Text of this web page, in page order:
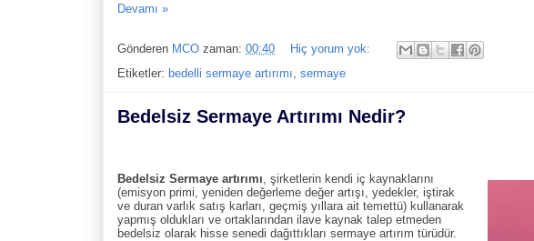
Devamı »
Gönderen MCO zaman: 00:40
Hiç yorum yok:
Etiketler: bedelli sermaye artırımı sermaye
Bedelsiz Sermaye Artırımı Nedir?
Bedelsiz Sermaye artırımı , şirketlerin kendi iç kaynaklarını
(emisyon primi, yeniden değerleme değer artışı, yedekler, iştirak
ve duran varlık satış karları, geçmiş yıllara ait temettü) kullanarak
yapmış oldukları ve ortaklarından ilave kaynak talep etmeden
bedelsiz olarak hisse senedi dağıttıkları sermaye artırım türüdür.